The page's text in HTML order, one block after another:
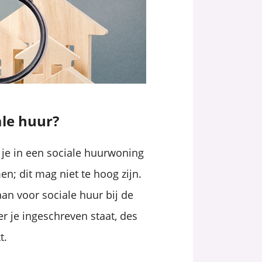
huur?
in een sociale huurwoning
dit mag niet te hoog zijn.
voor sociale huur bij de
je ingeschreven staat, des